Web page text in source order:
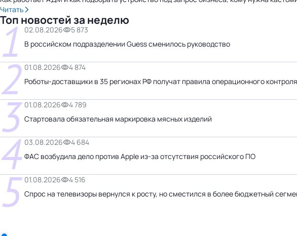
Читать
Топ новостей за неделю
1 02.08.2026
5 873
В российском подразделении Guess сменилось руководство
2 01.08.2026
4 874
Роботы-доставщики в 35 регионах РФ получат правила операционного контроля
3 01.08.2026
4 789
Стартовала обязательная маркировка мясных изделий
4 03.08.2026
4 684
ФАС возбудила дело против Apple из-за отсутствия российского ПО
5 01.08.2026
4 516
Спрос на телевизоры вернулся к росту, но сместился в более бюджетный